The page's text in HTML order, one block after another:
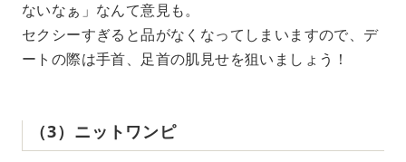
ないなぁ」なんて意見も。
セクシーすぎると品がなくなってしまいますので、デ
ートの際は手首、足首の肌見せを狙いましょう！
（3）ニットワンピ